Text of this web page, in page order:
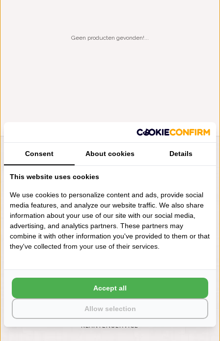
Geen producten gevonden!...
LIENSLINNENWINKEL.NL
VRAGEN? BEL DAN
NIEUWSBRIEF
Wilt u op de hoogte blijven?
Word lid van onze mailinglijst:
KLANTENSERVICE
Consent About cookies Details
This website uses cookies
We use cookies to personalize content and ads, provide social
media features, and analyze our website traffic. We also share
information about your use of our site with our social media,
advertising, and analytics partners. These partners may
combine it with other information you've provided to them or that
they've collected from your use of their services.
Allow selection
Accept all